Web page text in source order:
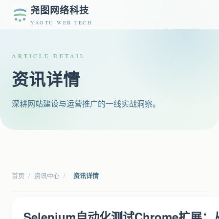
尧图网络科技
YAOTU WEB TECH
ARTICLE DETAIL
资讯详情
深耕网站建设与运营推广的一线实战洞察。
首页 / 资讯中心 / 资讯详情